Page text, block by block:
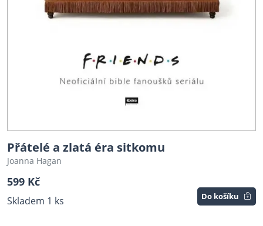
Přátelé a zlatá éra sitkomu
Joanna Hagan
599 Kč
Skladem 1 ks Do košíku